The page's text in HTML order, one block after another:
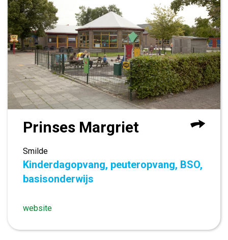
Prinses Margriet
Smilde
Kinderdagopvang, peuteropvang, BSO,
basisonderwijs
website